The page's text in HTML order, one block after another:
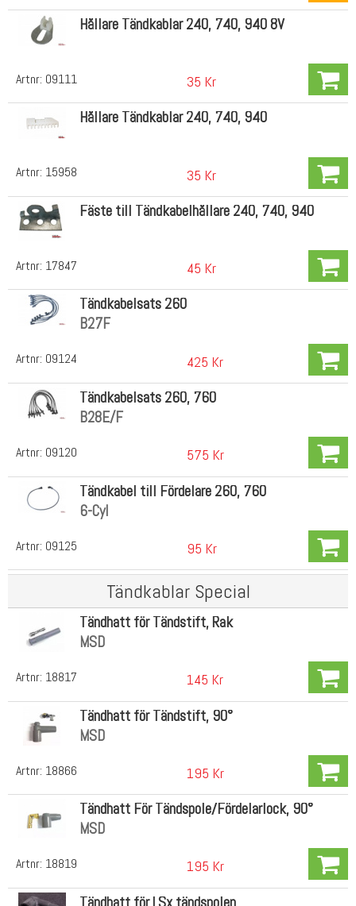
Artnr: 09111
Hållare Tändkablar 240, 740, 940 8V
35 Kr
Artnr: 15958
Hållare Tändkablar 240, 740, 940
35 Kr
Artnr: 17847
Fäste till Tändkabelhållare 240, 740, 940
45 Kr
Artnr: 09124
Tändkabelsats 260
B27F
425 Kr
Artnr: 09120
Tändkabelsats 260, 760
B28E/F
575 Kr
Artnr: 09125
Tändkabel till Fördelare 260, 760
6-Cyl
95 Kr
Tändkablar Special
Artnr: 18817
Tändhatt för Tändstift, Rak
MSD
145 Kr
Artnr: 18866
Tändhatt för Tändstift, 90°
MSD
195 Kr
Artnr: 18819
Tändhatt För Tändspole/Fördelarlock, 90°
MSD
195 Kr